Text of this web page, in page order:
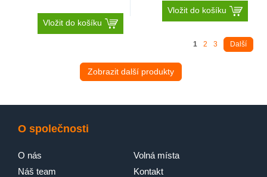
Vložit do košíku
Vložit do košíku
1 2 3 Další
Zobrazit další produkty
O společnosti
O nás
Náš team
Volná místa
Kontakt